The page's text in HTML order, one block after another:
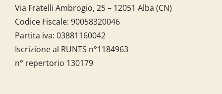
Via Fratelli Ambrogio, 25 – 12051 Alba (CN)
Codice Fiscale: 90058320046
Partita iva: 03881160042
Iscrizione al RUNTS n°1184963
n° repertorio 130179